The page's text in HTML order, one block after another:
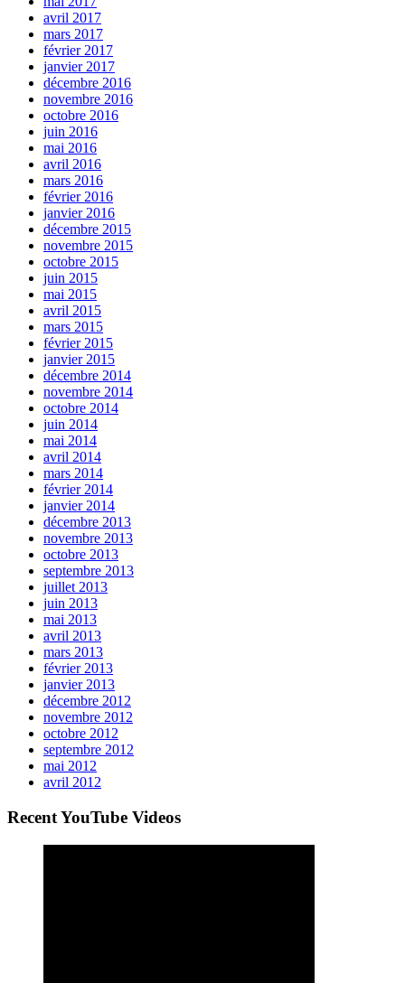
avril 2017
mars 2017
février 2017
janvier 2017
décembre 2016
novembre 2016
octobre 2016
juin 2016
mai 2016
avril 2016
mars 2016
février 2016
janvier 2016
décembre 2015
novembre 2015
octobre 2015
juin 2015
mai 2015
avril 2015
mars 2015
février 2015
janvier 2015
décembre 2014
novembre 2014
octobre 2014
juin 2014
mai 2014
avril 2014
mars 2014
février 2014
janvier 2014
décembre 2013
novembre 2013
octobre 2013
septembre 2013
juillet 2013
juin 2013
mai 2013
avril 2013
mars 2013
février 2013
janvier 2013
décembre 2012
novembre 2012
octobre 2012
septembre 2012
mai 2012
avril 2012
Recent YouTube Videos